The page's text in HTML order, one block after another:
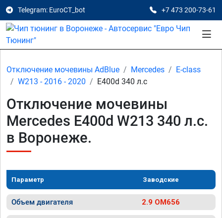
Telegram: EuroCT_bot +7 473 200-73-61
Отключение мочевины AdBlue Mercedes
E-class
W213 - 2016 - 2020
E400d 340 л.с
Отключение мочевины
Mercedes E400d W213 340 л.с.
в Воронеже.
Параметр Заводские
Объем двигателя 2.9 OM656